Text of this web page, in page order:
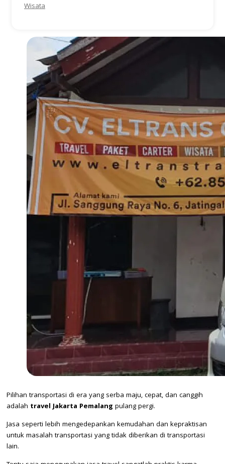
Wisata
Pilihan transportasi di era yang serba maju, cepat, dan canggih
adalah travel Jakarta Pemalang pulang pergi.
Jasa seperti lebih mengedepankan kemudahan dan kepraktisan
untuk masalah transportasi yang tidak diberikan di transportasi
lain.